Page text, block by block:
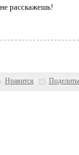
Нравится
расскажешь!